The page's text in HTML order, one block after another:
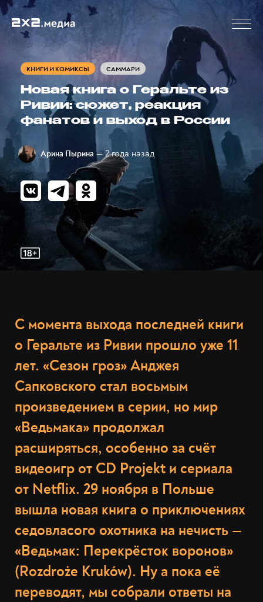
КНИГИ И КОМИКСЫ САММАРИ
Новая книга о Геральте из
Ривии: сюжет, реакция
фанатов и выход в России
Арина Пырина — 2 года назад
С момента выхода последней книги
о Геральте из Ривии прошло уже 11
лет. «Сезон гроз» Анджея
Сапковского стал восьмым
произведением в серии, но мир
«Ведьмака» продолжал
расширяться, особенно за счёт
видеоигр от CD Projekt и сериала
от Netflix. 29 ноября в Польше
вышла новая книга о приключениях
седовласого охотника на нечисть —
«Ведьмак: Перекрёсток воронов»
(Rozdroże Kruków). Ну а пока её
переводят, мы собрали ответы на